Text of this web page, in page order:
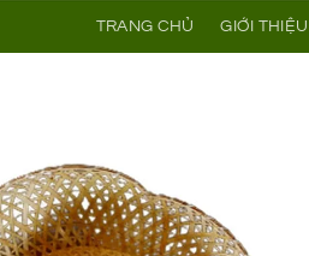
TRANG CHỦ GIỚI THIỆU